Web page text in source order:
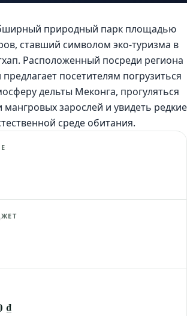
природный парк площадью
ставший символом эко-туризма в
Расположенный посреди региона
посетителям погрузиться
дельты Меконга, прогуляться
мангровых зарослей и увидеть редкие
среде обитания.
₫